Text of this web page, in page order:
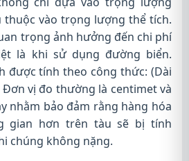
vào trọng lượng thể tích.
trọng ảnh hưởng đến chi phí
là khi sử dụng đường biển.
được tính theo công thức: (Dài
Đơn vị đo thường là centimet và
nhằm bảo đảm rằng hàng hóa
gian hơn trên tàu sẽ bị tính
chúng không nặng.